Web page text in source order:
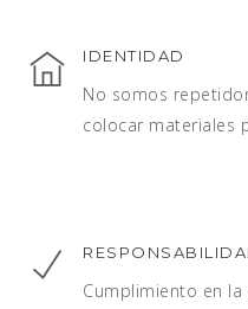
IDENTIDAD
No somos
colocar materiales
Cumplimiento en